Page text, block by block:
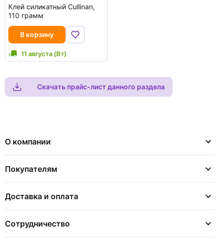
Клей силикатный Cullinan,
110 грамм
В корзину
11 августа (Вт)
Скачать прайс-лист данного раздела
О компании
Покупателям
Доставка и оплата
Сотрудничество